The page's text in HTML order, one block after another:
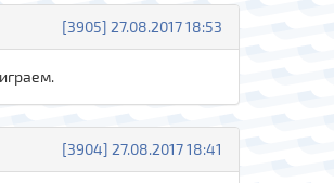
[3905] 27.08.2017 18:53
[3904] 27.08.2017 18:41